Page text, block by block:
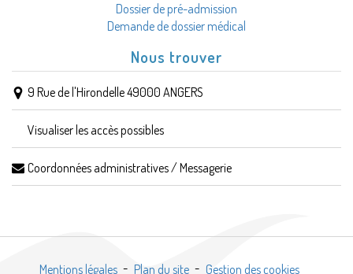
Dossier de pré-admission
Demande de dossier médical
Nous trouver
9 Rue de l'Hirondelle 49000 ANGERS
Visualiser les accès possibles
Coordonnées administratives / Messagerie
Mentions légales Plan du site Gestion des cookies